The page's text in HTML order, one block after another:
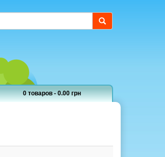
0 товаров - 0.00 грн